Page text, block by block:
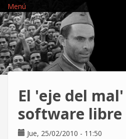
Pasar
al
contenido
principal
Menú
El 'eje del
software libre
Jue, 25/02/2010 - 11:50